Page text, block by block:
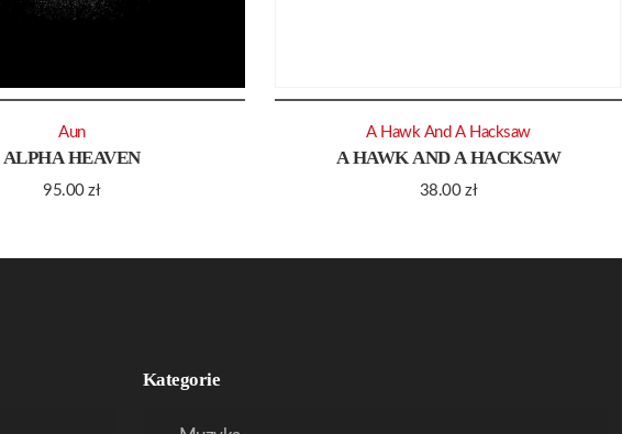
ALPHA HEAVEN
95.00zł
Aun
A HAWK AND A HACKSAW
38.00zł
A Hawk And A Hacksaw
Kategorie